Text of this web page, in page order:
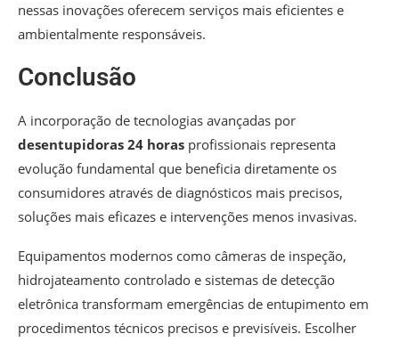
nessas inovações oferecem serviços mais eficientes e
ambientalmente responsáveis.
Conclusão
A incorporação de tecnologias avançadas por
desentupidoras 24 horas profissionais representa
evolução fundamental que beneficia diretamente os
consumidores através de diagnósticos mais precisos,
soluções mais eficazes e intervenções menos invasivas.
Equipamentos modernos como câmeras de inspeção,
hidrojateamento controlado e sistemas de detecção
eletrônica transformam emergências de entupimento em
procedimentos técnicos precisos e previsíveis. Escolher